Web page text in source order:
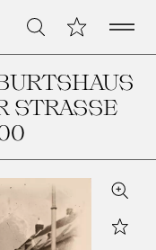
Suche Meine Open
2
Zoom
Star